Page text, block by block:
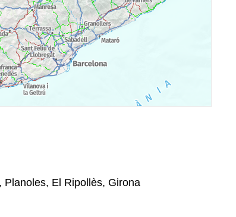
El Ripollès, Girona